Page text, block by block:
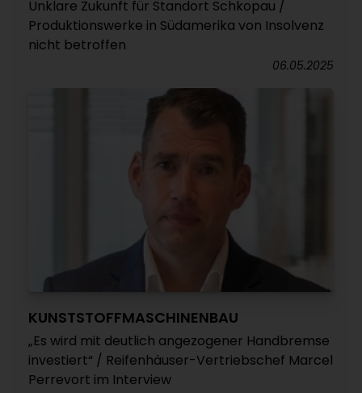
Unklare Zukunft für Standort Schkopau /
Produktionswerke in Südamerika von Insolvenz
nicht betroffen
06.05.2025
KUNSTSTOFFMASCHINENBAU
„Es wird mit deutlich angezogener Handbremse
investiert“ / Reifenhäuser-Vertriebschef Marcel
Perrevort im Interview